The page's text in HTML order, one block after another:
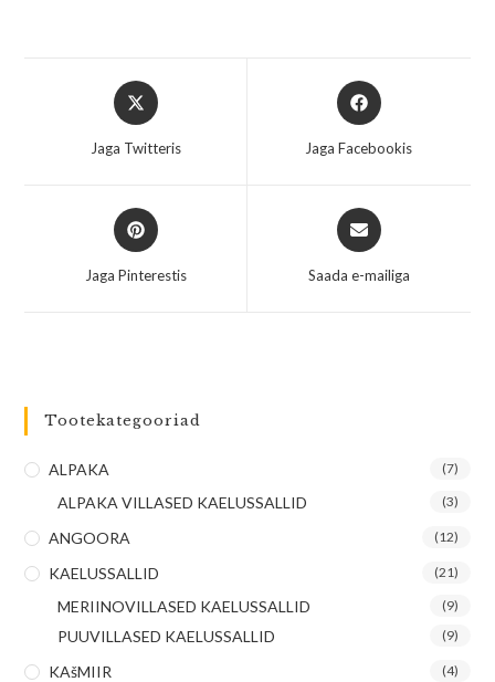
Jaga Twitteris Jaga Facebookis
Jaga Pinterestis Saada e-mailiga
Tootekategooriad
ALPAKA (7)
ALPAKA VILLASED KAELUSSALLID (3)
ANGOORA (12)
KAELUSSALLID (21)
MERIINOVILLASED KAELUSSALLID (9)
PUUVILLASED KAELUSSALLID (9)
KAšMIIR (4)